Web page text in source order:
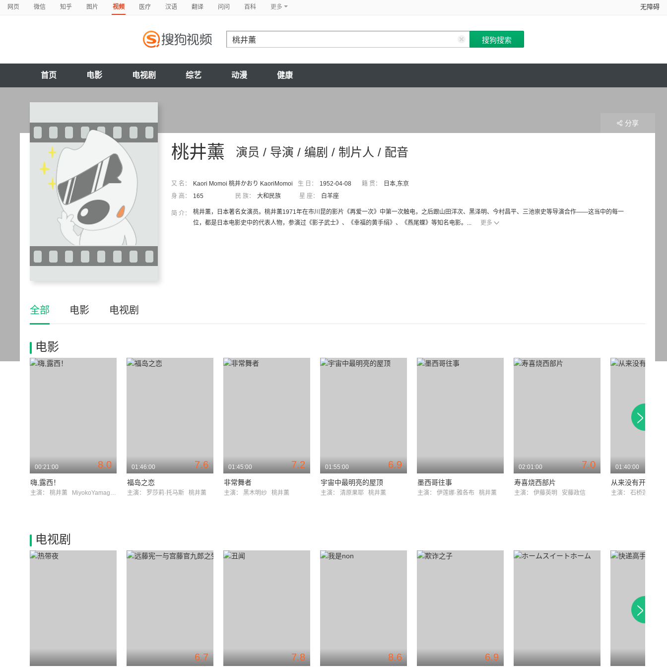
网页 微信 知乎 图片 视频 医疗 汉语 翻译 问问 百科 更多 无障碍
首页 电影 电视剧 综艺 动漫 健康
演员 / 导演 / 编剧 / 制片人 / 配音
桃井薰
又 名： Kaori Momoi 桃井かおり KaoriMomoi 生 日： 1952-04-08 籍 贯：
日本,东京
身 高：
165 民 族： 大和民族 星 座： 白羊座
简 介：
桃井薰，日本著名女演员。桃井薰1971年在市川昆的影片《再爱一次》中第一次触电，之后跟山田洋次、黑泽明、今村昌平、三池崇史等导演合作——这当中的每一
位，都是日本电影史中的代表人物，参演过《影子武士》、《幸福的黄手绢》、《燕尾蝶》等知名电影。...
更多
分享
全部 电影 电视剧
电影
8.0
00:21:00
嗨,露西！
主演： 桃井薰 MiyokoYamaguchi
7.6
01:46:00
福岛之恋
主演： 罗莎莉·托马斯 桃井薰
7.2
01:45:00
非常舞者
主演： 黑木明纱 桃井薰
6.9
01:55:00
宇宙中最明亮的屋顶
主演： 清原果耶 桃井薰
墨西哥往事
主演： 伊莲娜·雅各布 桃井薰
7.0
02:01:00
寿喜烧西部片
主演： 伊藤英明 安藤政信
01:40:00
从来没有开枪
主演： 石桥莲司
电视剧
6.7 7.8 8.6 6.9